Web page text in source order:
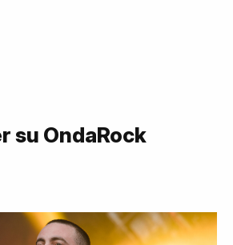
su OndaRock